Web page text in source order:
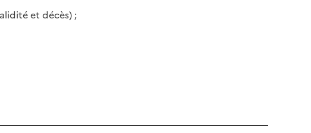
et décès) ;